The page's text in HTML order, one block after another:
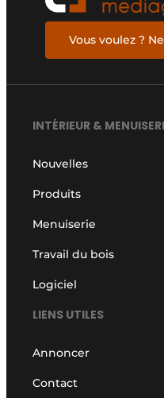
Vous voulez ?
INTÉRIEUR &
Nouvelles
Produits
Menuiserie
Travail du bois
Logiciel
LIENS UTILES
Annoncer
Contact